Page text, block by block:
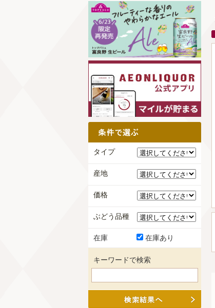
タイプ
産地
価格
ぶどう品種
在庫 在庫あり
キーワードで検索